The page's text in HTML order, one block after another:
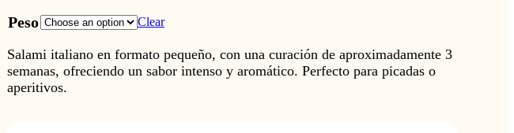
Peso
Clear
Salami italiano en formato pequeño, con una curación de aproximadamente 3
semanas, ofreciendo un sabor intenso y aromático. Perfecto para picadas o
aperitivos.​